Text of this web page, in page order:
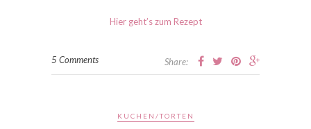
Hier geht’s zum Rezept
5 Comments Share:
KUCHEN/TORTEN